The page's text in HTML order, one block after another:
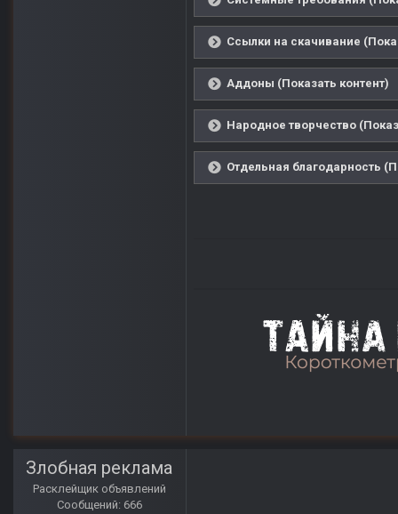
Ссылки на скачивание
Аддоны (Показать контент)
Народное творчество
Отдельная благодарность
Злобная реклама
Расклейщик объявлений
Сообщений: 666